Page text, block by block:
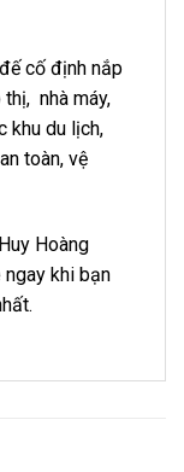
cố định nắp
nhà máy,
khu du lịch,
toàn, vệ
Hoàng
khi bạn